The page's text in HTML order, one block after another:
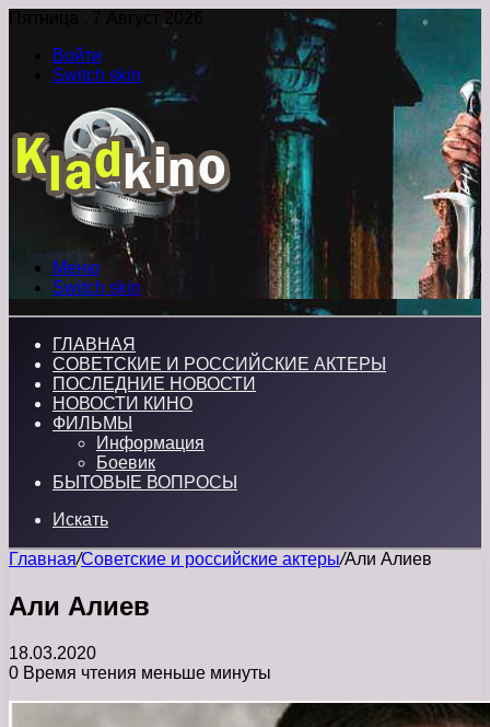
Пятница , 7 Август 2026
Войти
Switch skin
Меню
Switch skin
ГЛАВНАЯ
СОВЕТСКИЕ И РОССИЙСКИЕ АКТЕРЫ
ПОСЛЕДНИЕ НОВОСТИ
НОВОСТИ КИНО
ФИЛЬМЫ
Информация
Боевик
БЫТОВЫЕ ВОПРОСЫ
Искать
Главная/Советские и российские актеры/Али Алиев
Али Алиев
18.03.2020
0 Время чтения меньше минуты